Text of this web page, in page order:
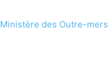
Ministère des Outre-mers